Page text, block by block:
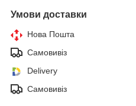
Умови доставки
Нова Пошта
Самовивіз
Delivery
Самовивіз